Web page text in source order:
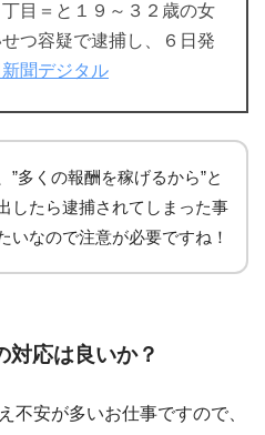
目＝と１９～３２歳の女
つ容疑で逮捕し、６日発
聞デジタル
”多くの報酬を稼げるから”と
したら逮捕されてしまった事
いなので注意が必要ですね！
応は良いか？
不安が多いお仕事ですので、